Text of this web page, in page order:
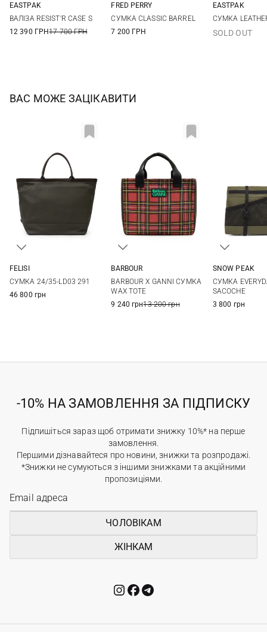
EASTPAK
ВАЛІЗА RESIST'R CASE S
12 390 ГРН17 700 ГРН
FRED PERRY
СУМКА CLASSIC BARREL
7 200 ГРН
EASTPAK
СУМКА
SOLD OUT
ВАС МОЖЕ ЗАЦІКАВИТИ
FELISI
СУМКА 24/35-LD03 291
46 800 грн
BARBOUR
BARBOUR X GANNI СУМКА
WAX TOTE
9 240 грн13 200 грн
SNOW PEAK
СУМКА
SACOCHE
3 800 грн
-10% НА ЗАМОВЛЕННЯ ЗА ПІДПИСКУ
Підпишіться зараз щоб отримати знижку 10%* на перше
замовлення.
Першими дізнавайтеся про новини, знижки та розпродажі.
*Знижки не сумуються з іншими знижками та акційними
пропозиціями.
ЧОЛОВІКАМ
ЖІНКАМ